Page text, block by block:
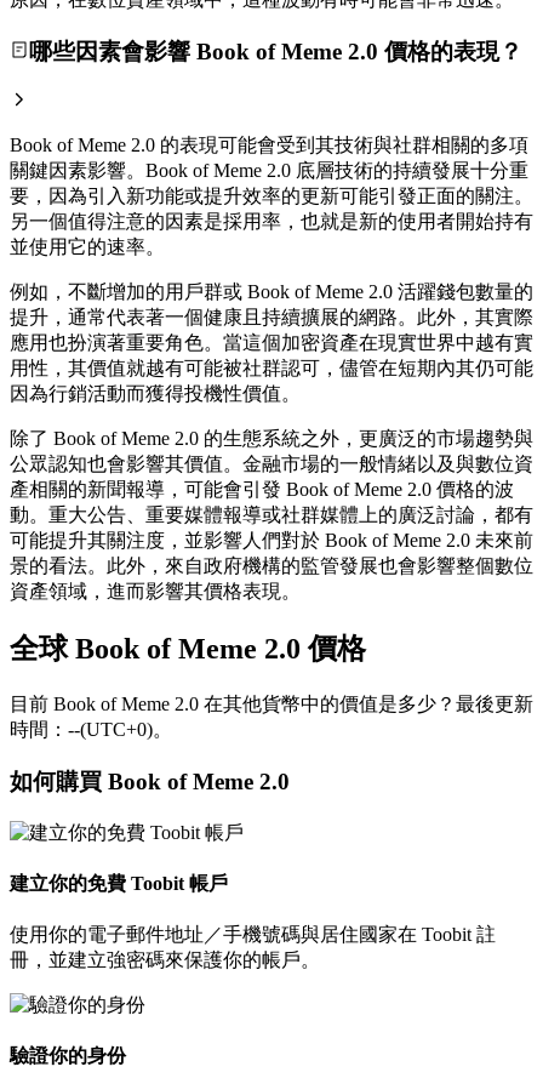
哪些因素會影響 Book of Meme 2.0 價格的表現？
Book of Meme 2.0 的表現可能會受到其技術與社群相關的多項
關鍵因素影響。Book of Meme 2.0 底層技術的持續發展十分重
要，因為引入新功能或提升效率的更新可能引發正面的關注。
另一個值得注意的因素是採用率，也就是新的使用者開始持有
並使用它的速率。
例如，不斷增加的用戶群或 Book of Meme 2.0 活躍錢包數量的
提升，通常代表著一個健康且持續擴展的網路。此外，其實際
應用也扮演著重要角色。當這個加密資產在現實世界中越有實
用性，其價值就越有可能被社群認可，儘管在短期內其仍可能
因為行銷活動而獲得投機性價值。
除了 Book of Meme 2.0 的生態系統之外，更廣泛的市場趨勢與
公眾認知也會影響其價值。金融市場的一般情緒以及與數位資
產相關的新聞報導，可能會引發 Book of Meme 2.0 價格的波
動。重大公告、重要媒體報導或社群媒體上的廣泛討論，都有
可能提升其關注度，並影響人們對於 Book of Meme 2.0 未來前
景的看法。此外，來自政府機構的監管發展也會影響整個數位
資產領域，進而影響其價格表現。
全球 Book of Meme 2.0 價格
目前 Book of Meme 2.0 在其他貨幣中的價值是多少？最後更新
時間：--(UTC+0)。
如何購買 Book of Meme 2.0
建立你的免費 Toobit 帳戶
使用你的電子郵件地址／手機號碼與居住國家在 Toobit 註
冊，並建立強密碼來保護你的帳戶。
驗證你的身份